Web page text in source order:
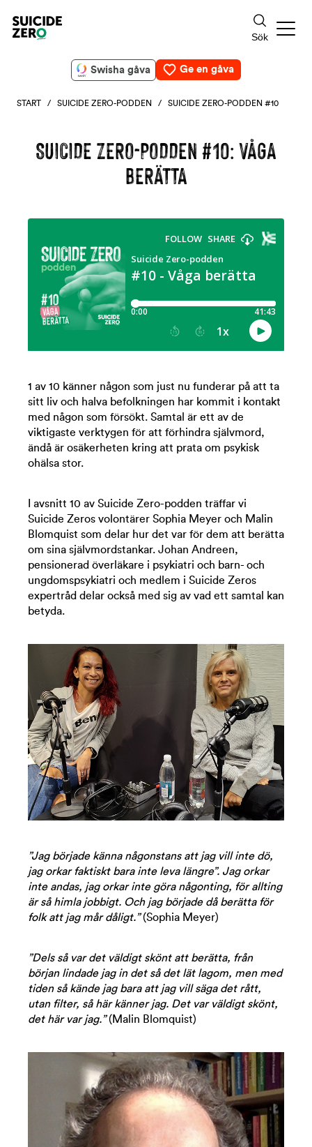
Swisha gåva Ge en gåva
START / SUICIDE ZERO-PODDEN / SUICIDE ZERO-PODDEN #10
SUICIDE ZERO-PODDEN #10: VÅGA
BERÄTTA
1 av 10 känner någon som just nu funderar på att ta
sitt liv och halva befolkningen har kommit i kontakt
med någon som försökt. Samtal är ett av de
viktigaste verktygen för att förhindra självmord,
ändå är osäkerheten kring att prata om psykisk
ohälsa stor.
I avsnitt 10 av Suicide Zero-podden träffar vi
Suicide Zeros volontärer Sophia Meyer och Malin
Blomquist som delar hur det var för dem att berätta
om sina självmordstankar. Johan Andreen,
pensionerad överläkare i psykiatri och barn- och
ungdomspsykiatri och medlem i Suicide Zeros
expertråd delar också med sig av vad ett samtal kan
betyda.
”Jag började känna någonstans att jag vill inte dö,
jag orkar faktiskt bara inte leva längre”. Jag orkar
inte andas, jag orkar inte göra någonting, för allting
är så himla jobbigt. Och jag började då berätta för
folk att jag mår dåligt.”(Sophia Meyer)
”Dels så var det väldigt skönt att berätta, från
början lindade jag in det så det lät lagom, men med
tiden så kände jag bara att jag vill säga det rått,
utan filter, så här känner jag. Det var väldigt skönt,
det här var jag.”(Malin Blomquist)